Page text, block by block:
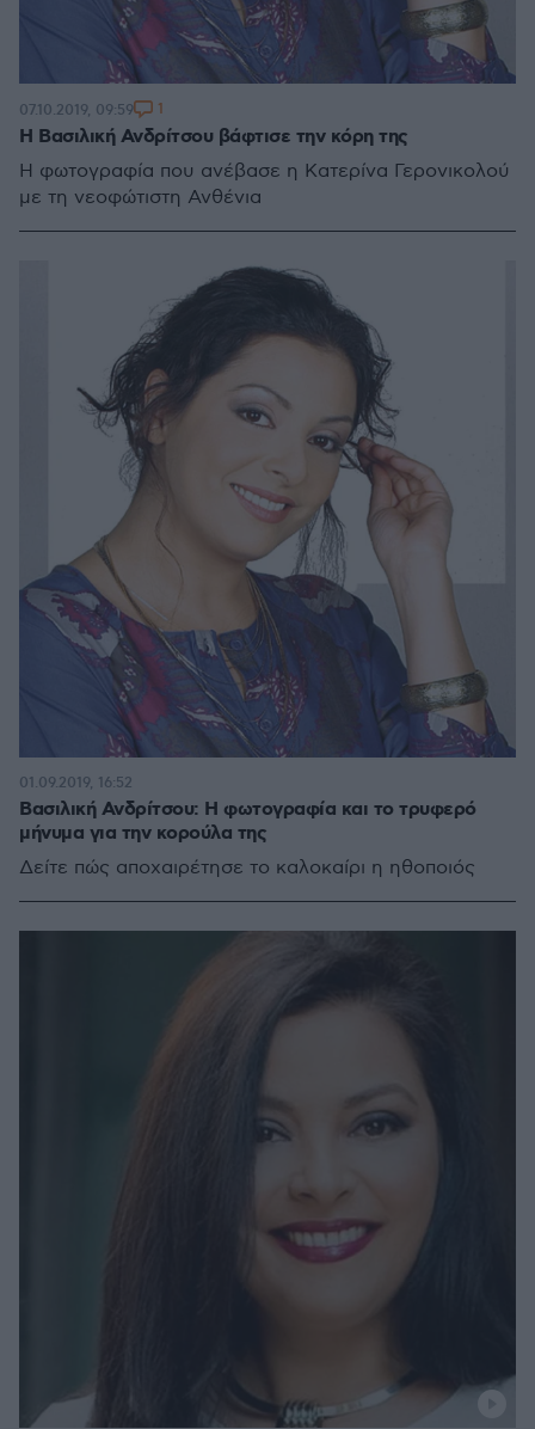
H Βασιλική Ανδρίτσου βάφτισε την κόρη της
Η φωτογραφία που ανέβασε η Κατερίνα Γερονικολού
με τη νεοφώτιστη Ανθένια
07.10.2019, 09:59 1
Βασιλική Ανδρίτσου: Η φωτογραφία και το τρυφερό
μήνυμα για την κορούλα της
Δείτε πώς αποχαιρέτησε το καλοκαίρι η ηθοποιός
01.09.2019, 16:52